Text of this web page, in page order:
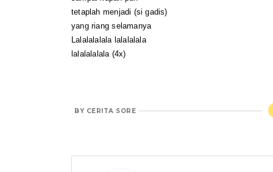
tetaplah menjadi (si gadis)
yang riang selamanya
Lalalalalala lalalalala
lalalalalala (4x)
BY CERITA SORE